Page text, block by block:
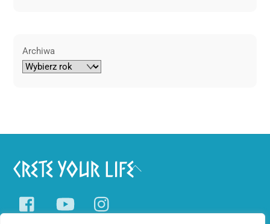
Archiwa
Back
Facebook YouTube